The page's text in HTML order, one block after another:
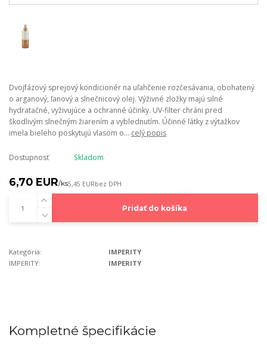
Dvojfázový sprejový kondicionér na uľahčenie rozčesávania, obohatený
o arganový, ľanový a slnečnicový olej. Výživné zložky majú silné
hydratačné, vyživujúce a ochranné účinky. UV-filter chráni pred
škodlivým slnečným žiarením a vyblednutím. Účinné látky z výtažkov
imela bieleho poskytujú vlasom o... celý popis
Dostupnosť Skladom
6,70 EUR/ks5,45 EURbez DPH
Pridať do košíka
Kategória:
IMPERITY
IMPERITY:
IMPERITY
Kompletné špecifikácie